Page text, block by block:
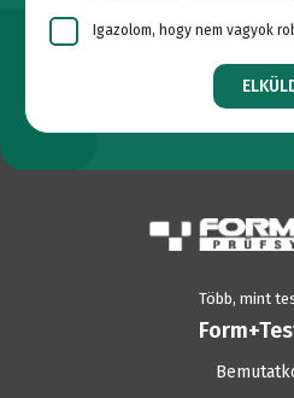
Igazolom, hogy nem vagyok
Több, mint